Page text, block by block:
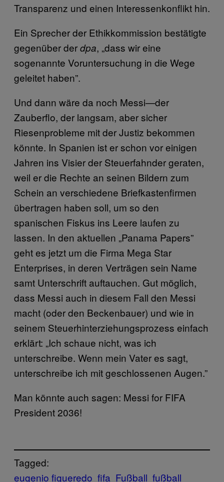
Transparenz und einen Interessenkonflikt hin.
Ein Sprecher der Ethikkommission bestätigte
gegenüber derdpa, „dass wir eine
sogenannte Voruntersuchung in die Wege
geleitet haben”.
Und dann wäre da noch Messi—der
Zauberflo, der langsam, aber sicher
Riesenprobleme mit der Justiz bekommen
könnte. In Spanien ist er schon vor einigen
Jahren ins Visier der Steuerfahnder geraten,
weil er die Rechte an seinen Bildern zum
Schein an verschiedene Briefkastenfirmen
übertragen haben soll, um so den
spanischen Fiskus ins Leere laufen zu
lassen. In den aktuellen „Panama Papers”
geht es jetzt um die Firma Mega Star
Enterprises, in deren Verträgen sein Name
samt Unterschrift auftauchen. Gut möglich,
dass Messi auch in diesem Fall den Messi
macht (oder den Beckenbauer) und wie in
seinem Steuerhinterziehungsprozess einfach
erklärt: „Ich schaue nicht, was ich
unterschreibe. Wenn mein Vater es sagt,
unterschreibe ich mit geschlossenen Augen.”
Man könnte auch sagen: Messi for FIFA
President 2036!
Tagged:
eugenio figueredo fifa Fußball fußball